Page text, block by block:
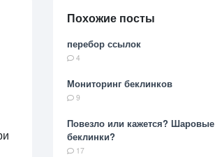
Похожие посты
перебор ссылок
4
Мониторинг беклинков
9
Повезло или кажется? Шаровые
беклинки?
17